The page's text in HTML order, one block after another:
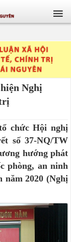
Nghị
chức Hội nghị
số 37-NQ/TW
hướng phát
phòng, an ninh
năm 2020 (Nghị